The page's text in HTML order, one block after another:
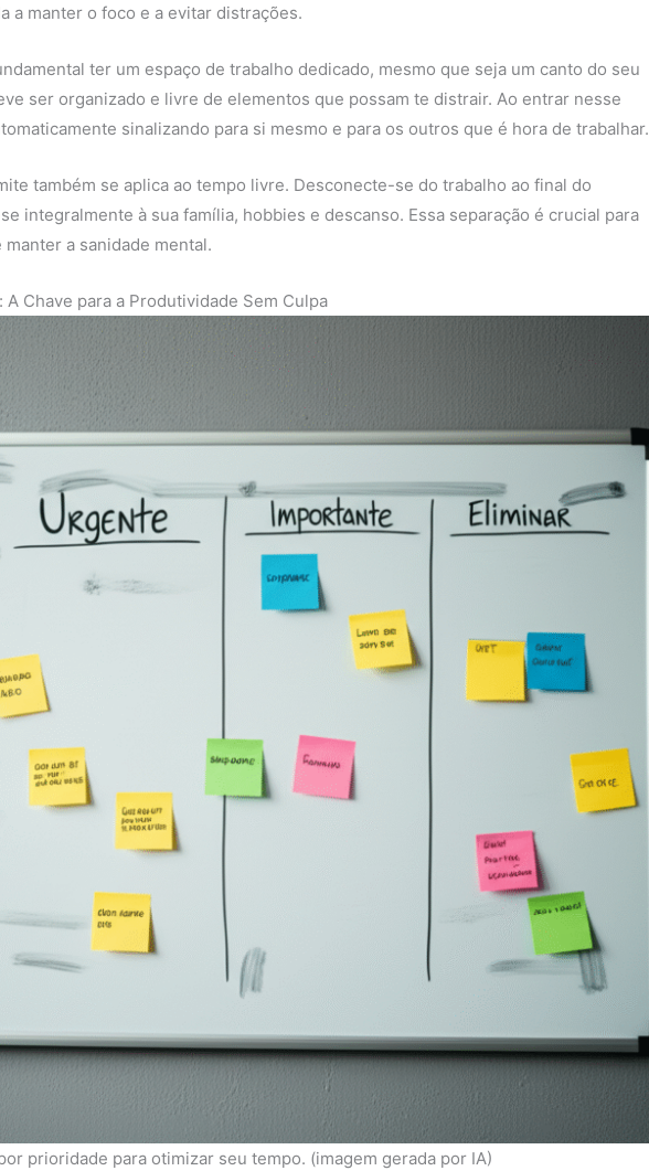
a manter o foco e a evitar distrações.
ter um espaço de trabalho dedicado, mesmo que seja um canto do seu
ser organizado e livre de elementos que possam te distrair. Ao entrar nesse
sinalizando para si mesmo e para os outros que é hora de trabalhar.
também se aplica ao tempo livre. Desconecte-se do trabalho ao final do
integralmente à sua família, hobbies e descanso. Essa separação é crucial para
a sanidade mental.
Chave para a Produtividade Sem Culpa
prioridade para otimizar seu tempo. (imagem gerada por IA)